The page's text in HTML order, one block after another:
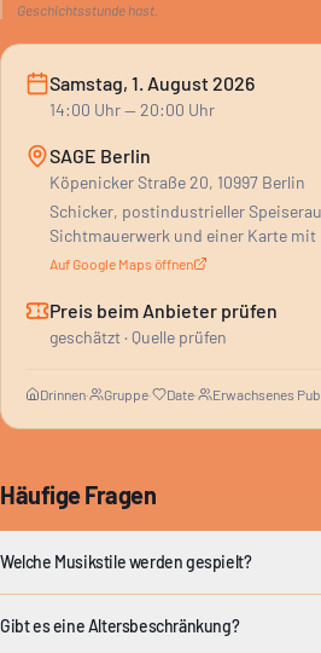
Geschichtsstunde hast.
Samstag, 1. August 2026
14:00 Uhr— 20:00 Uhr
SAGE Berlin
Köpenicker Straße 20, 10997 Berlin
Schicker, postindustrieller
Sichtmauerwerk und einer Karte
Steaks.
Auf Google Maps öffnen
Preis beim Anbieter prüfen
geschätzt · Quelle prüfen
Drinnen· Gruppe· Date· Erwachsenes
Häufige Fragen
Welche Musikstile werden gespielt?
Gibt es eine Altersbeschränkung?